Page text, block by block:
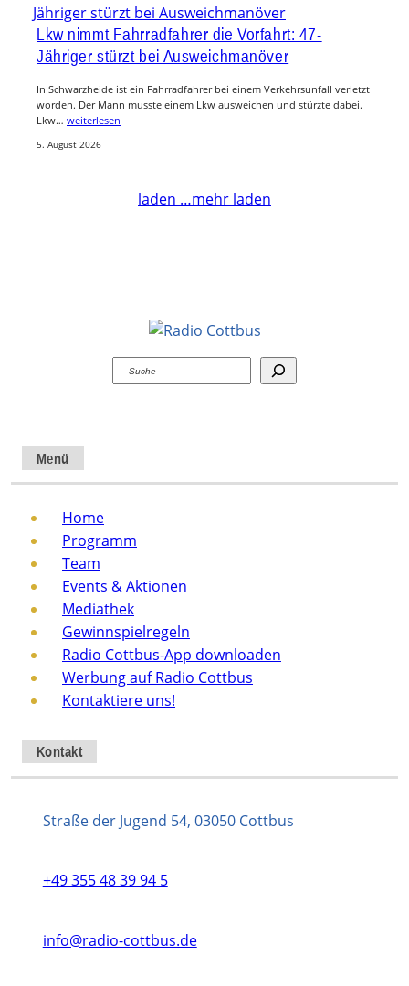
Lkw nimmt Fahrradfahrer die Vorfahrt: 47-
Jähriger stürzt bei Ausweichmanöver
In Schwarzheide ist ein Fahrradfahrer bei einem Verkehrsunfall verletzt
worden. Der Mann musste einem Lkw ausweichen und stürzte dabei.
Lkw… weiterlesen
5. August 2026
laden …mehr laden
Suchen
Menü
Home
Programm
Team
Events & Aktionen
Mediathek
Gewinnspielregeln
Radio Cottbus-App downloaden
Werbung auf Radio Cottbus
Kontaktiere uns!
Kontakt
Straße der Jugend 54, 03050 Cottbus
+49 355 48 39 94 5
info@radio-cottbus.de